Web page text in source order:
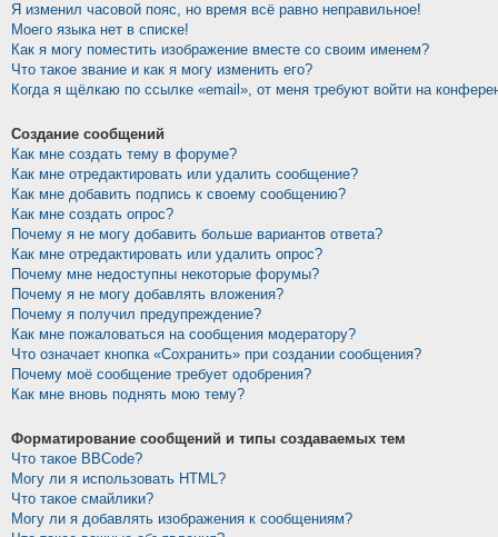
Я изменил часовой пояс, но время всё равно неправильное!
Моего языка нет в списке!
Как я могу поместить изображение вместе со своим именем?
Что такое звание и как я могу изменить его?
Когда я щёлкаю по ссылке «email», от меня требуют войти на
Создание сообщений
Как мне создать тему в форуме?
Как мне отредактировать или удалить сообщение?
Как мне добавить подпись к своему сообщению?
Как мне создать опрос?
Почему я не могу добавить больше вариантов ответа?
Как мне отредактировать или удалить опрос?
Почему мне недоступны некоторые форумы?
Почему я не могу добавлять вложения?
Почему я получил предупреждение?
Как мне пожаловаться на сообщения модератору?
Что означает кнопка «Сохранить» при создании сообщения?
Почему моё сообщение требует одобрения?
Как мне вновь поднять мою тему?
Форматирование сообщений и типы создаваемых тем
Что такое BBCode?
Могу ли я использовать HTML?
Что такое смайлики?
Могу ли я добавлять изображения к сообщениям?